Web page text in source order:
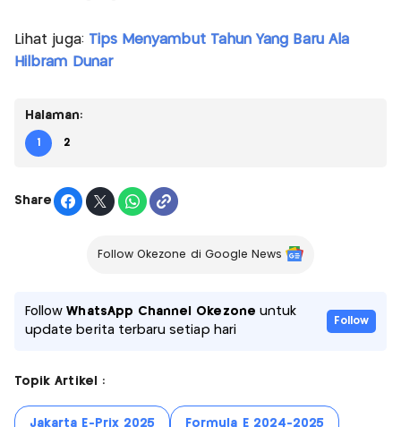
Lihat juga: Tips Menyambut Tahun Yang Baru Ala
Hilbram Dunar
Halaman:
1 2
Share
Follow Okezone di Google News
FollowWhatsApp Channel Okezone untuk
update berita terbaru setiap hari
Follow
Topik Artikel :
Jakarta E-Prix 2025 Formula E 2024-2025